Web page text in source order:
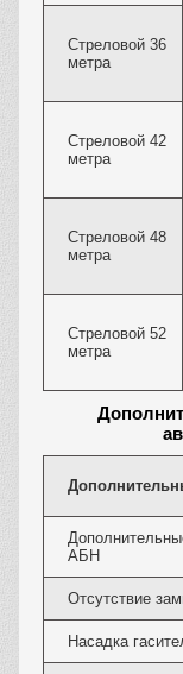
Стреловой 36
метра
Стреловой 42
метра
Стреловой 48
метра
Стреловой 52
метра
АБН
Отсутствие
Насадка